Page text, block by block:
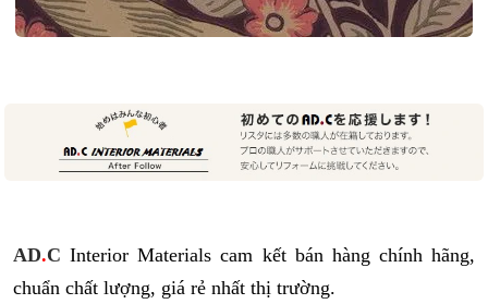
AD.C Interior Materials cam kết bán hàng chính hãng,
chuẩn chất lượng, giá rẻ nhất thị trường.